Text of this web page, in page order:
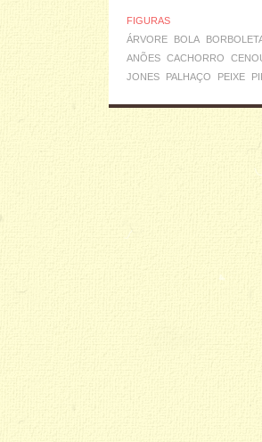
FIGURAS
ÁRVORE
BOLA
ANÕES CACHORRO
JONES
PALHAÇO PEIXE